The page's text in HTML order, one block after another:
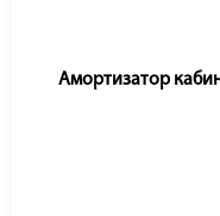
Амортизатор